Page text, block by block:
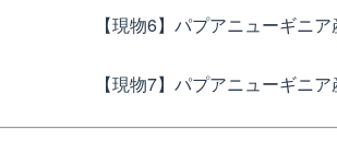
【現物6】パプアニューギニ
【現物7】パプアニューギニ